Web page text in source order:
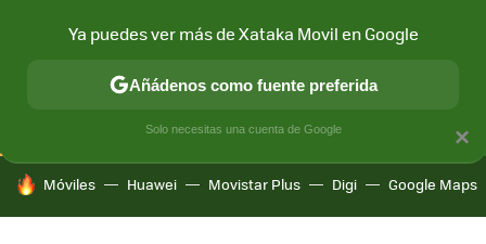
CONECTIVIDAD MÓVIL Y SOCIEDAD APLICACIONES
HOY SE HABLA DE
Móviles Huawei Movistar Plus Digi Google Maps
×
Ya puedes ver más de Xataka Movil en Google
Añádenos como fuente preferida
Solo necesitas una cuenta de Google